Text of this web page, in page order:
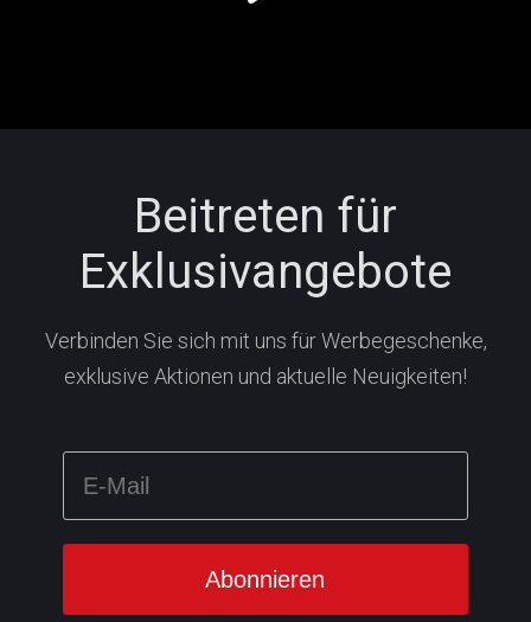
Beitreten für
Exklusivangebote
Verbinden Sie sich mit uns für Werbegeschenke,
exklusive Aktionen und aktuelle Neuigkeiten!